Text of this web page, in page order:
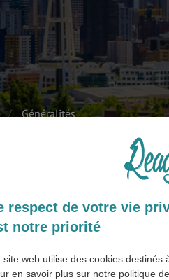
Généralités
VIDEOS &
respect de votre vie
notre priorité
site web utilise des cookies destinés
en savoir plus sur notre politique